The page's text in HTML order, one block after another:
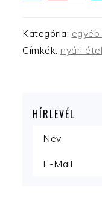
Kategória:
Címkék: nyári étel
HÍRLEVÉL